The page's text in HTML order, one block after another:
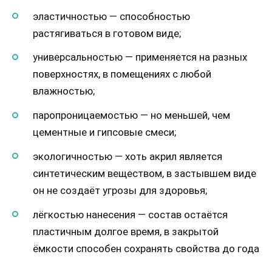
эластичностью — способностью
растягиваться в готовом виде;
универсальностью — применяется на разных
поверхностях, в помещениях с любой
влажностью;
паропроницаемостью — но меньшей, чем
цементные и гипсовые смеси;
экологичностью — хоть акрил является
синтетическим веществом, в застывшем виде
он не создаёт угрозы для здоровья;
лёгкостью нанесения — состав остаётся
пластичным долгое время, в закрытой
ёмкости способен сохранять свойства до года